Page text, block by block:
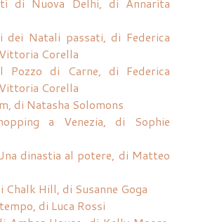
dei Natali passati, di Federica
Corella
di Carne, di Federica
Corella
di Natasha Solomons
a Venezia, di Sophie
dinastia al potere, di Matteo
Chalk Hill, di Susanne Goga
di Luca Rossi